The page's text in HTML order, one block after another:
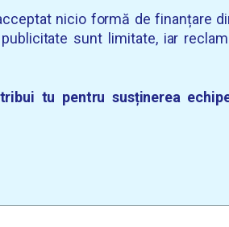
nicio formă de finanțare
sunt limitate, iar
tu pentru susținerea